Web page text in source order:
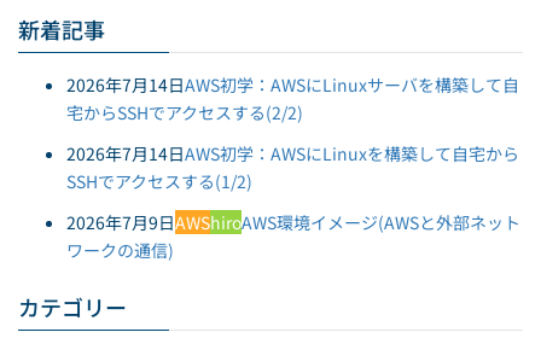
ナ
ビ
ゲ
シ
ン
新着記事
2026年7月14日AWS初学：AWSにLinuxサーバを構築して自
宅からSSHでアクセスする(2/2)
2026年7月14日AWS初学：AWSにLinuxを構築して自宅から
SSHでアクセスする(1/2)
2026年7月9日AWShiroAWS環境イメージ(AWSと外部ネット
ワークの通信)
カテゴリー